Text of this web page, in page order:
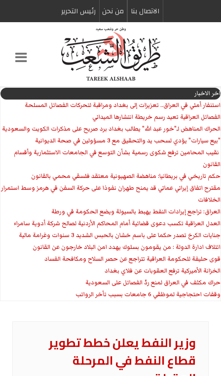
الاتصال بنا من نحن رئیس التحریر
اخر الاخبار
استنفار أمني في العراق.. تعزيزات إلى بغداد ومراقبة لتحركات الفصائل المسلحة
الفصائل العراقية تعيد رسم خريطة انتشارها الميداني
الحراك المناهض لـ"خور عبد الله" يطالب بغداد برد صريح على مذكرات الكويت والسعودية
"بيع سيارات" يؤدي لسحب يد والتحقيق مع 3 مسؤولين في صحة الديوانية
‏ نقيب المحامين ترفع شكوى رسمية بشأن التوسع في الجامعات الاستثمارية وأقسام
القانون
حكم تاريخي في بريطانيا: مناهضة الصهيونية معتقد فلسفي محمي بالقانون
مقترح اتفاق إيراني عماني قد يمنح طهران نفوذا على حركة السفن في هرمز وسط استمرار
الخلافات
العراق: تراجع إيرادات النفط يهبط بالسيولة ويضع الحكومة في ورطة
العدل العراقية تكسب دعوى قضائية أمام المحاكم الأردنية لصالح شركة أدوية سامراء
جنايات الكرخ تصدر حكما على باسم خشان بالحبس الشديد 3 سنوات وغرامة مالية
ائتلاف ادارة الدولة : من يقومون بسلوك يهدد امن البلاد خارجون عن القانون
قوى حليفة للحكومة العراقية تتراجع عن حصر السلاح ومكافحة الفساد
الخزانة الأميركية ترفع العقوبات عن فلاي بغداد
حراك مكثف في العراق لمنع ردّ الفصائل على السعودية
وقفات احتجاجية لموظفي 6 جامعات بسبب تأخر الرواتب
وزير النفط يعلن خطط تطوير
قطاع النفط في المرحلة